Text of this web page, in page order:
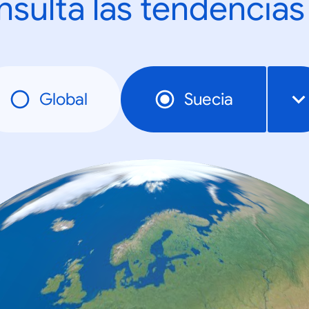
las
Global Suecia